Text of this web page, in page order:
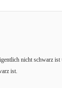
nicht schwarz
ist.